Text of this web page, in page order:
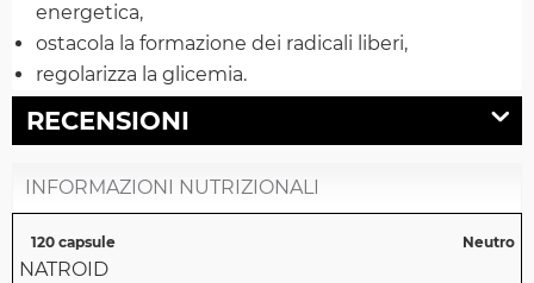
energetica,
ostacola la formazione dei radicali liberi,
regolarizza la glicemia.
RECENSIONI
INFORMAZIONI NUTRIZIONALI
120 capsule Neutro
NATROID